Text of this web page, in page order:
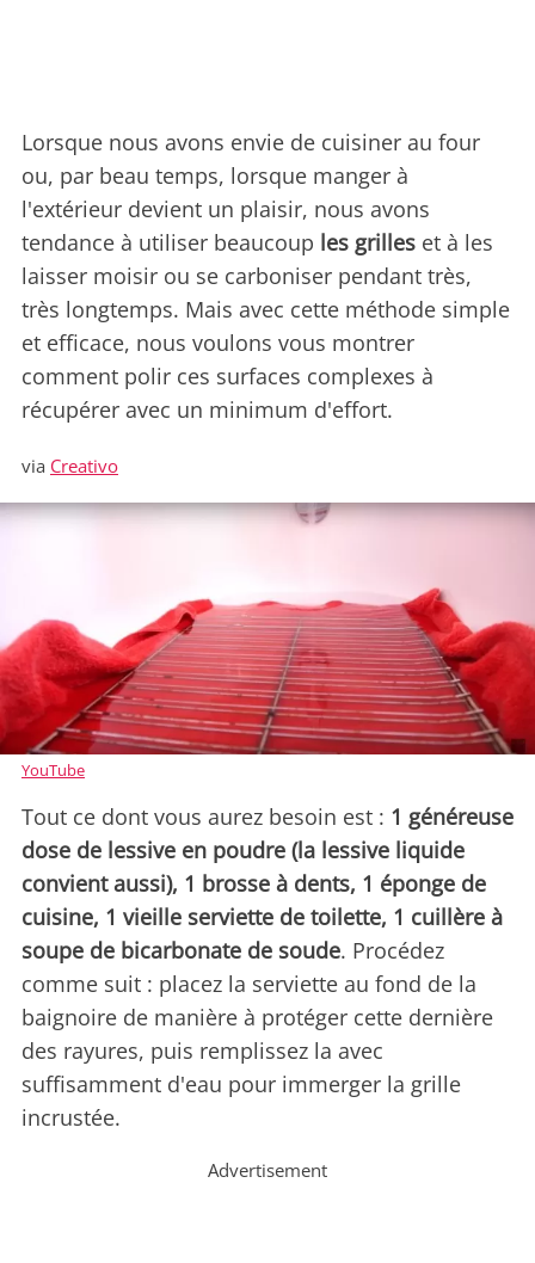
Lorsque nous avons envie de cuisiner au four
ou, par beau temps, lorsque manger à
l'extérieur devient un plaisir, nous avons
tendance à utiliser beaucoup les grilles et à les
laisser moisir ou se carboniser pendant très,
très longtemps. Mais avec cette méthode simple
et efficace, nous voulons vous montrer
comment polir ces surfaces complexes à
récupérer avec un minimum d'effort.
via Creativo
YouTube
Tout ce dont vous aurez besoin est : 1 généreuse
dose de lessive en poudre (la lessive liquide
convient aussi), 1 brosse à dents, 1 éponge de
cuisine, 1 vieille serviette de toilette, 1 cuillère à
soupe de bicarbonate de soude. Procédez
comme suit : placez la serviette au fond de la
baignoire de manière à protéger cette dernière
des rayures, puis remplissez la avec
suffisamment d'eau pour immerger la grille
incrustée.
Advertisement